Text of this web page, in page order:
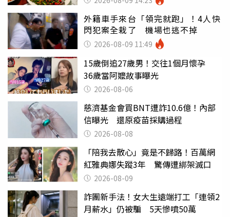
外籍車手來台「領完就跑」！4人快
閃犯案全栽了 機場也逃不掉
2026-08-09 11:49
15歲倒追27歲男！交往1個月懷孕
36歲當阿嬤故事曝光
2026-08-06
慈濟基金會買BNT遭詐10.6億！內部
信曝光 還原疫苗採購過程
2026-08-08
「陪我去散心」竟是不歸路！百萬網
紅雅典娜失蹤3年 驚傳遭綁架滅口
2026-08-09
詐團新手法！女大生遠端打工「連領2
月薪水」仍被騙 5天慘噴50萬